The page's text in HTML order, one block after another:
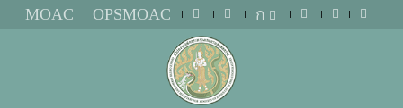
MOAC OPSMOAC ก